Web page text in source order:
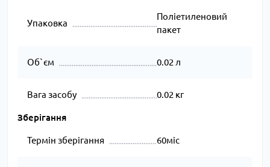
Упаковка
Поліетиленовий
пакет
Об`єм 0.02 л
Вага засобу 0.02 кг
Зберігання
Термін зберігання 60міс